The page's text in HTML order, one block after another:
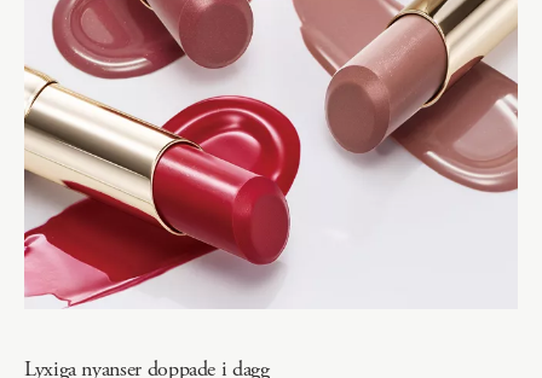
Lyxiga nyanser doppade i dagg